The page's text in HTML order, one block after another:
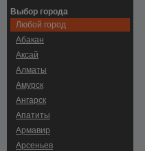
Выбор города
Любой город
Абакан
Аксай
Алматы
Амурск
Ангарск
Апатиты
Армавир
Арсеньев